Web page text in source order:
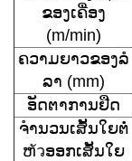
ຂອງເຄື່ອງ
(m/min)
ຄວາມຍາວຂອງລໍ
ລາ (mm)
ອັດຕາການຢືດ
ຈຳນວນເສັ້ນໃຍຕໍ່
ຫัวອອກເສັ້ນໃຍ